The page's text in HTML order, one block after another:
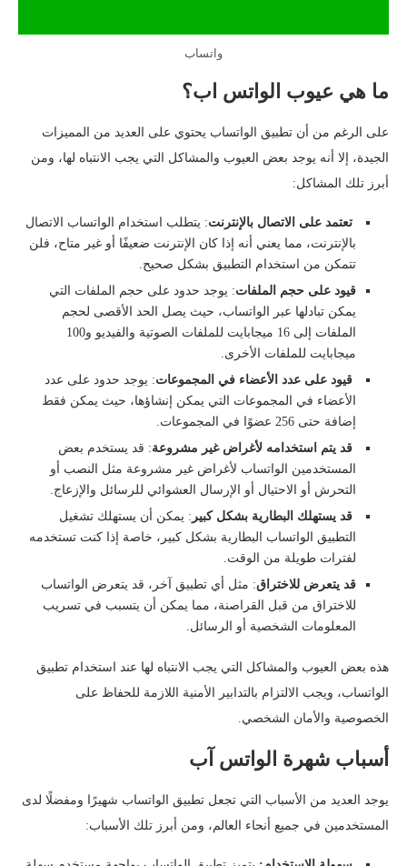
واتساب
ما هي عيوب الواتس اب؟
على الرغم من أن تطبيق الواتساب يحتوي على العديد من المميزات
الجيدة، إلا أنه يوجد بعض العيوب والمشاكل التي يجب الانتباه لها، ومن
أبرز تلك المشاكل:
تعتمد على الاتصال بالإنترنت: يتطلب استخدام الواتساب الاتصال
بالإنترنت، مما يعني أنه إذا كان الإنترنت ضعيفًا أو غير متاح، فلن
تتمكن من استخدام التطبيق بشكل صحيح.
قيود على حجم الملفات: يوجد حدود على حجم الملفات التي
يمكن تبادلها عبر الواتساب، حيث يصل الحد الأقصى لحجم
الملفات إلى 16 ميجابايت للملفات الصوتية والفيديو و100
ميجابايت للملفات الأخرى.
قيود على عدد الأعضاء في المجموعات: يوجد حدود على عدد
الأعضاء في المجموعات التي يمكن إنشاؤها، حيث يمكن فقط
إضافة حتى 256 عضوًا في المجموعات.
قد يتم استخدامه لأغراض غير مشروعة: قد يستخدم بعض
المستخدمين الواتساب لأغراض غير مشروعة مثل النصب أو
التحرش أو الاحتيال أو الإرسال العشوائي للرسائل والإزعاج.
قد يستهلك البطارية بشكل كبير : يمكن أن يستهلك تشغيل
التطبيق الواتساب البطارية بشكل كبير، خاصة إذا كنت تستخدمه
لفترات طويلة من الوقت.
قد يتعرض للاختراق: مثل أي تطبيق آخر، قد يتعرض الواتساب
للاختراق من قبل القراصنة، مما يمكن أن يتسبب في تسريب
المعلومات الشخصية أو الرسائل.
هذه بعض العيوب والمشاكل التي يجب الانتباه لها عند استخدام تطبيق
الواتساب، ويجب الالتزام بالتدابير الأمنية اللازمة للحفاظ على
الخصوصية والأمان الشخصي.
أسباب شهرة الواتس آب
يوجد العديد من الأسباب التي تجعل تطبيق الواتساب شهيرًا ومفضلًا لدى
المستخدمين في جميع أنحاء العالم، ومن أبرز تلك الأسباب: